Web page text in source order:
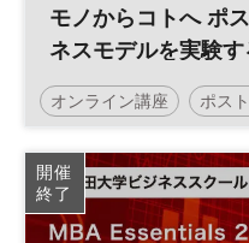
モノからコトへ ポ
ネスモデルを実験
／京都大学MBA×日
オンライン講座 ポス
日経ビジネススクール
開催
終了